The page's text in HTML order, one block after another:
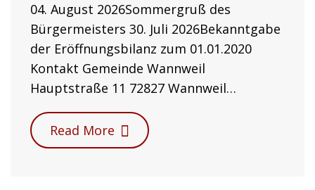
04. August 2026Sommergruß des
Bürgermeisters 30. Juli 2026Bekanntgabe
der Eröffnungsbilanz zum 01.01.2020
Kontakt Gemeinde Wannweil
Hauptstraße 11 72827 Wannweil…
Read More